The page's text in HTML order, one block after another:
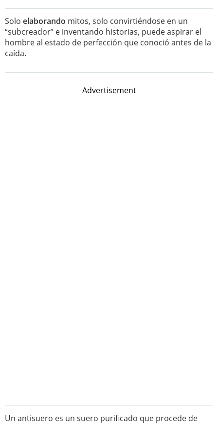
Solo elaborando mitos, solo convirtiéndose en un
“subcreador” e inventando historias, puede aspirar el
hombre al estado de perfección que conoció antes de la
caída.
Advertisement
Un antisuero es un suero purificado que procede de